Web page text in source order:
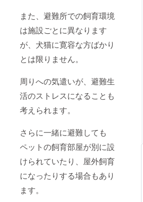
また、避難所での飼育環境
は施設ごとに異なります
が、犬猫に寛容な方ばかり
とは限りません。
周りへの気遣いが、避難生
活のストレスになることも
考えられます。
さらに一緒に避難しても
ペットの飼育部屋が別に設
けられていたり、屋外飼育
になったりする場合もあり
ます。